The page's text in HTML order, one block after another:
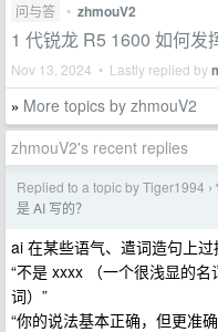
问与答 • zhmouV2
1 代锐龙 R5 1600 如何发
Nov 13, 2024 • Lastly replied by
» More topics by zhmouV2
zhmouV2's recent replies
Replied to a topic by Tiger1994 ›
是 AI 写的？
ai 在某些语气、遣词造句上过
“不是 xxxx （一个很浅显的
词）”
“你的说法基本正确，但更准